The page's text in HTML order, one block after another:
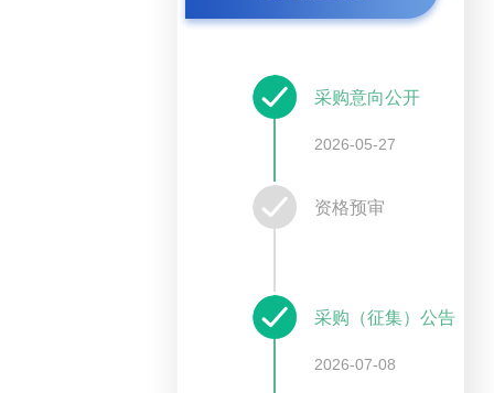
采购意向公开
2026-05-27
资格预审
采购（征集）公告
2026-07-08